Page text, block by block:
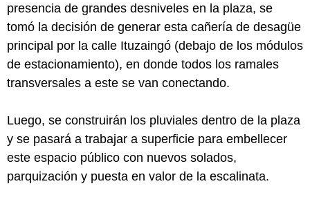
presencia de grandes desniveles en la plaza, se
tomó la decisión de generar esta cañería de desagüe
principal por la calle Ituzaingó (debajo de los módulos
de estacionamiento), en donde todos los ramales
transversales a este se van conectando.
Luego, se construirán los pluviales dentro de la plaza
y se pasará a trabajar a superficie para embellecer
este espacio público con nuevos solados,
parquización y puesta en valor de la escalinata.